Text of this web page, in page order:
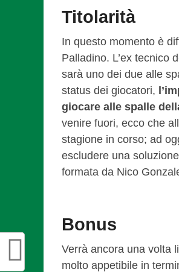
Titolarità
In questo momento è
Palladino. L’ex tecnico
sarà uno dei due alle
status dei giocatori,
giocare alle spalle
venire fuori, ecco che
stagione in corso; ad
escludere una
formata da Nico
Bonus
Verrà ancora una volta
molto appetibile in